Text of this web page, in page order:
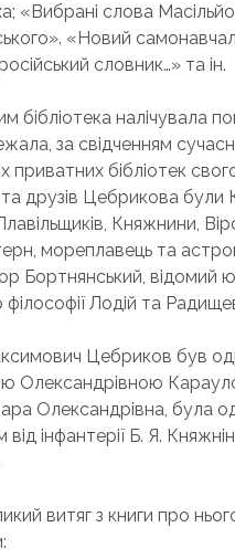
«Вибрані слова
«Новий
словник…» та ін.
бібліотека налічувала
за свідченням
приватних бібліотек
друзів Цебрикова були
Княжнини,
мореплавець та
Бортнянський, відомий
Лодій та
Цебриков був
Олександрівною
Олександрівна, була
від інфантерії Б. Я.
витяг з книги про